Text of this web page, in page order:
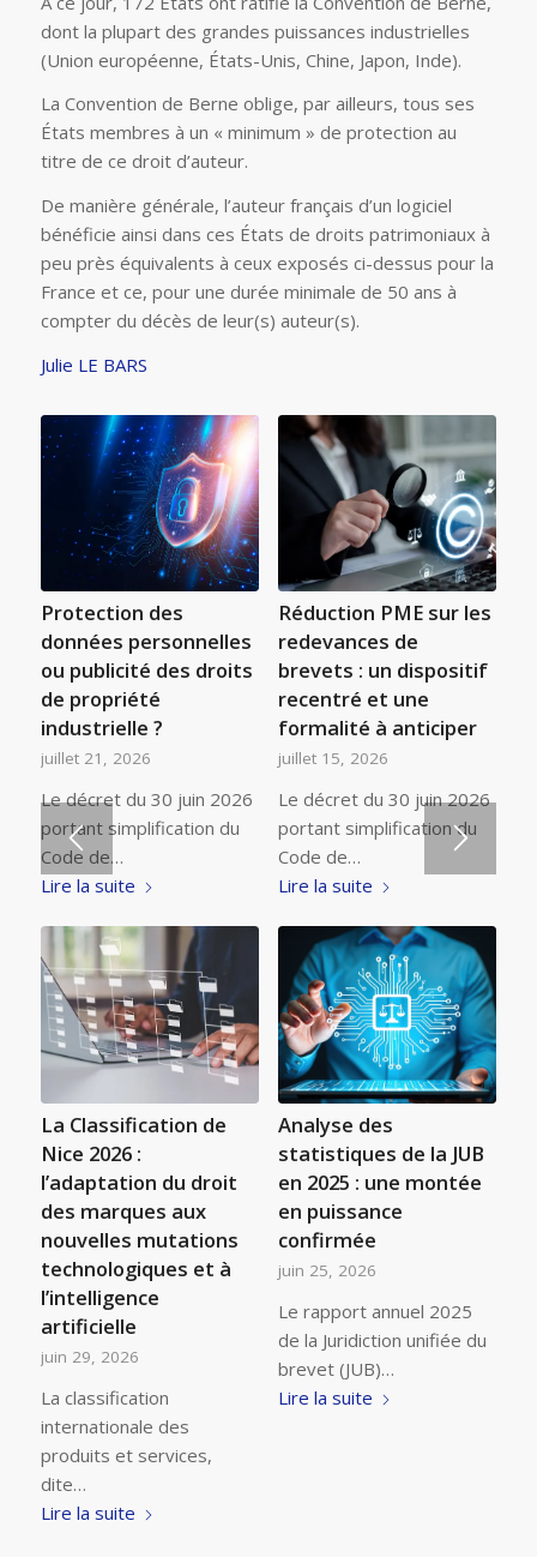
dont la plupart des grandes puissances industrielles
(Union européenne, États-Unis, Chine, Japon, Inde).
La Convention de Berne oblige, par ailleurs, tous ses
États membres à un « minimum » de protection au
titre de ce droit d’auteur.
De manière générale, l’auteur français d’un logiciel
bénéficie ainsi dans ces États de droits patrimoniaux à
peu près équivalents à ceux exposés ci-dessus pour la
France et ce, pour une durée minimale de 50 ans à
compter du décès de leur(s) auteur(s).
Julie LE BARS
Protection des
données personnelles
ou publicité des droits
de propriété
industrielle ?
juillet 21, 2026
Le décret du 30 juin 2026
portant simplification du
Code de…
Lire la suite
Réduction PME sur les
redevances de
brevets : un dispositif
recentré et une
formalité à anticiper
juillet 15, 2026
Le décret du 30 juin 2026
portant simplification du
Code de…
Lire la suite
La Classification de
Nice 2026 :
l’adaptation du droit
des marques aux
nouvelles mutations
technologiques et à
l’intelligence
artificielle
juin 29, 2026
La classification
internationale des
produits et services,
dite…
Lire la suite
Analyse des
statistiques de la JUB
en 2025 : une montée
en puissance
confirmée
juin 25, 2026
Le rapport annuel 2025
de la Juridiction unifiée du
brevet (JUB)…
Lire la suite